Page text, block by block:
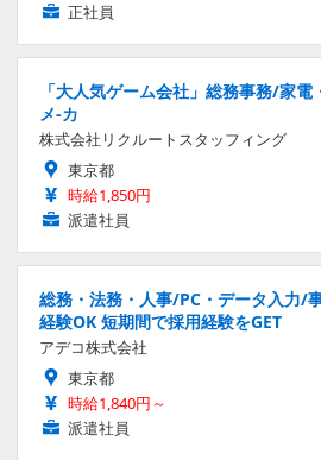
正社員
「大人気ゲーム会社」総務事務/家
メ-カ
株式会社リクルートスタッフィング
東京都
時給1,850円
派遣社員
総務・法務・人事/PC・データ入力/
経験OK 短期間で採用経験をGET
アデコ株式会社
東京都
時給1,840円～
派遣社員